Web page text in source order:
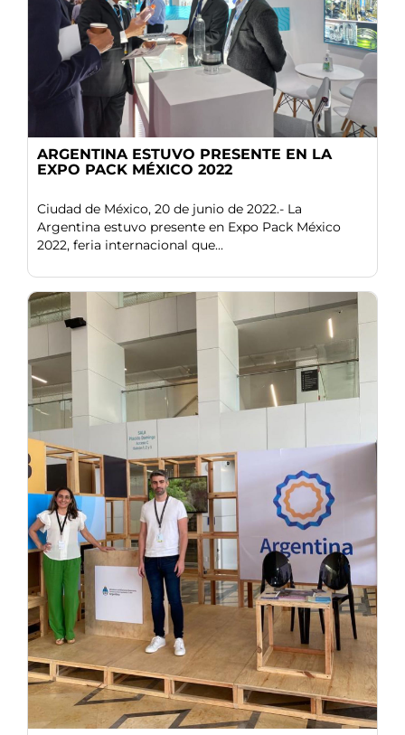
ARGENTINA ESTUVO PRESENTE EN LA
EXPO PACK MÉXICO 2022
Ciudad de México, 20 de junio de 2022.- La
Argentina estuvo presente en Expo Pack México
2022, feria internacional que...